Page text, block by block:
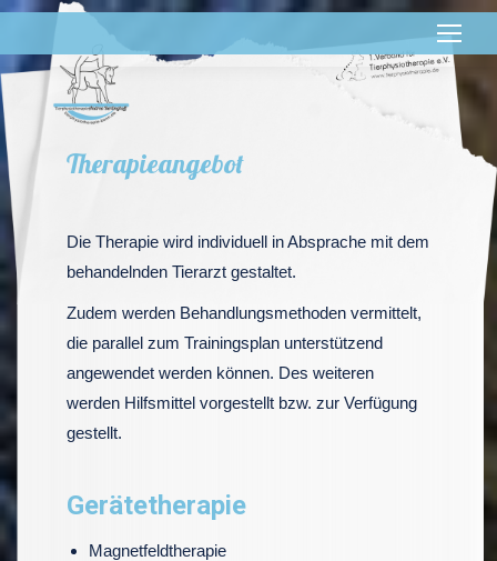
Therapieangebot
Die Therapie wird individuell in Absprache mit dem
behandelnden Tierarzt gestaltet.
Zudem werden Behandlungsmethoden vermittelt,
die parallel zum Trainingsplan unterstützend
angewendet werden können. Des weiteren
werden Hilfsmittel vorgestellt bzw. zur Verfügung
gestellt.
Gerätetherapie
Magnetfeldtherapie